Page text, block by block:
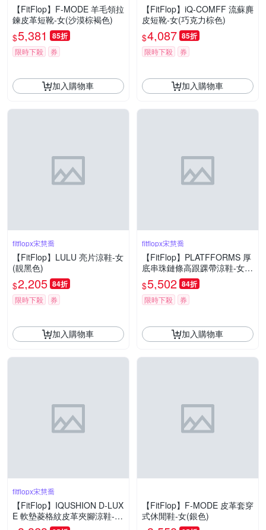
【FitFlop】F-MODE 羊毛領拉
鍊皮革短靴-女(沙漠棕褐色)
$5,381 85折
限時下殺 券
加入購物車
【FitFlop】iQ-COMFF 流蘇麂
皮短靴-女(巧克力棕色)
$4,087 85折
限時下殺 券
加入購物車
fitflopx宋慧喬
【FitFlop】LULU 亮片涼鞋-女
(靚黑色)
$2,205 84折
限時下殺 券
加入購物車
fitflopx宋慧喬
【FitFlop】PLATFFORMS 厚
底串珠鏈條高跟踝帶涼鞋-女
(黑色)
$5,502 84折
限時下殺 券
加入購物車
fitflopx宋慧喬
【FitFlop】IQUSHION D-LUX
E 軟墊菱格紋皮革夾腳涼鞋-女
(古典米色)
【FitFlop】F-MODE 皮革套穿
式休閒鞋-女(銀色)